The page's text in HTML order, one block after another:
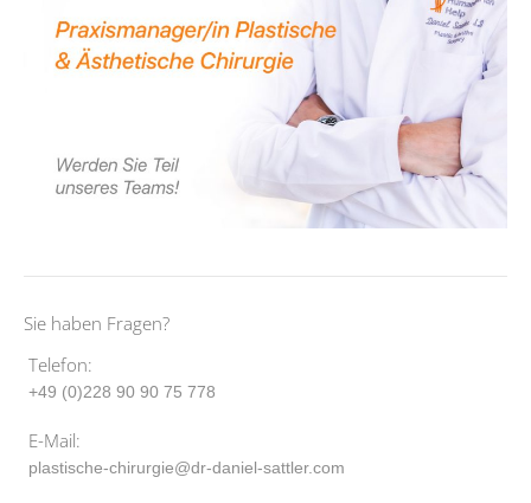
Sie haben Fragen?
Telefon:
+49 (0)228 90 90 75 778
E-Mail:
plastische-chirurgie@dr-daniel-sattler.com